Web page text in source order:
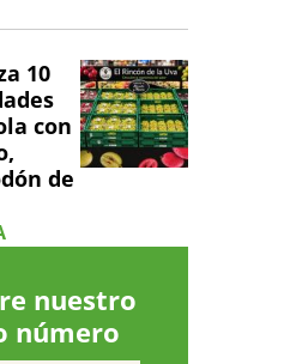
10
con
de
nuestro
número